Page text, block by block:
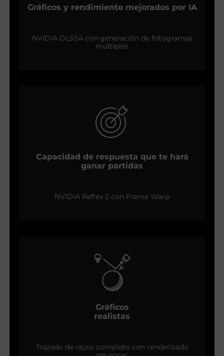
Gráficos y rendimiento mejorados por IA
NVIDIA DLSS4 con generación de fotogramas
múltiples
Capacidad de respuesta que te hará
ganar partidas
NVIDIA Reflex 2 con Frame Warp
Gráficos
realistas
Trazado de rayos completo con renderizado